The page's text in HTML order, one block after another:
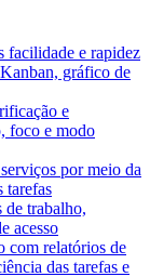
facilidade e rapidez
gráfico de
e
foco e modo
por meio da
tarefas
de trabalho,
acesso
com relatórios de
das tarefas e